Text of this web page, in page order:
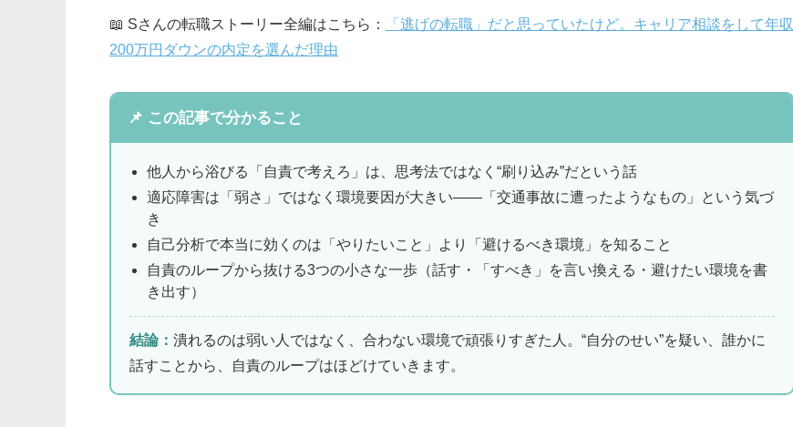
📖 Sさんの転職ストーリー全編はこちら：
「逃げの転職」だと思っていたけど。キャリア相談をして年収
200万円ダウンの内定を選んだ理由
📌 この記事で分かること
他人から浴びる「自責で考えろ」は、思考法ではなく“刷り込み”だという話
適応障害は「弱さ」ではなく環境要因が大きい——「交通事故に遭ったようなもの」という気づ
き
自己分析で本当に効くのは「やりたいこと」より「避けるべき環境」を知ること
自責のループから抜ける3つの小さな一歩（話す・「すべき」を言い換える・避けたい環境を書
き出す）
結論： 潰れるのは弱い人ではなく、合わない環境で頑張りすぎた人。“自分のせい”を疑い、誰かに
話すことから、自責のループはほどけていきます。